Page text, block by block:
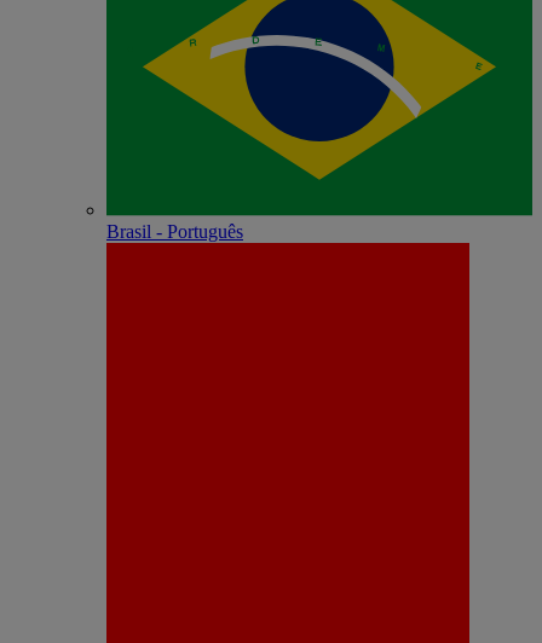
Brasil - Português